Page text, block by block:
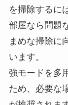
を掃除するに
部屋なら問題
まめな掃除に
います。
強モードを多
ため、必要な